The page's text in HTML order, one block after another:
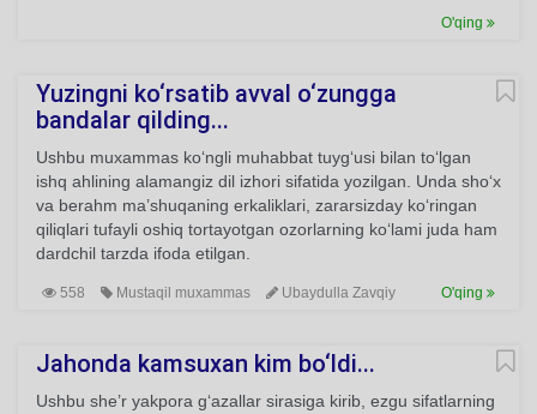
O'qing
Yuzingni ko‘rsatib avval o‘zungga
bandalar qilding...
Ushbu muxammas ko‘ngli muhabbat tuyg‘usi bilan to‘lgan
ishq ahlining alamangiz dil izhori sifatida yozilgan. Unda sho‘x
va berahm ma’shuqaning erkaliklari, zararsizday ko‘ringan
qiliqlari tufayli oshiq tortayotgan ozorlarning ko‘lami juda ham
dardchil tarzda ifoda etilgan.
558 Mustaqil muxammas Ubaydulla Zavqiy O'qing
Jahonda kamsuxan kim bo‘ldi...
Ushbu she’r yakpora g‘azallar sirasiga kirib, ezgu sifatlarning